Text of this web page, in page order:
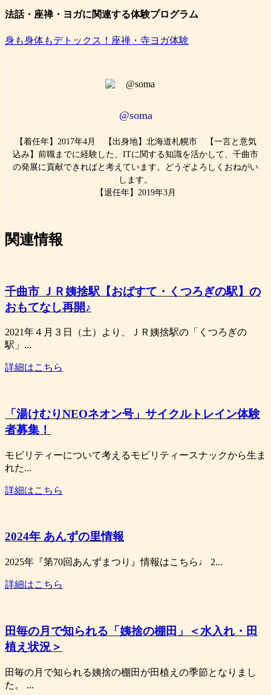
法話・座禅・ヨガに関連する体験プログラム
身も身体もデトックス！座禅・寺ヨガ体験
@soma
【着任年】2017年4月 【出身地】北海道札幌市 【一言と意気
込み】前職までに経験した、ITに関する知識を活かして、千曲市
の発展に貢献できればと考えています。どうぞよろしくおねがい
します。
【退任年】2019年3月
関連情報
千曲市 ＪＲ姨捨駅【おばすて・くつろぎの駅】の
おもてなし再開♪
2021年４月３日（土）より、ＪＲ姨捨駅の「くつろぎの
駅」...
詳細はこちら
「湯けむりNEOネオン号」サイクルトレイン体験
者募集！
モビリティーについて考えるモビリティースナックから生ま
れた...
詳細はこちら
2024年 あんずの里情報
2025年『第70回あんずまつり』情報はこちら♩ 2...
詳細はこちら
田毎の月で知られる「姨捨の棚田」＜水入れ・田
植え状況＞
田毎の月で知られる姨捨の棚田が田植えの季節となりまし
た。 ...